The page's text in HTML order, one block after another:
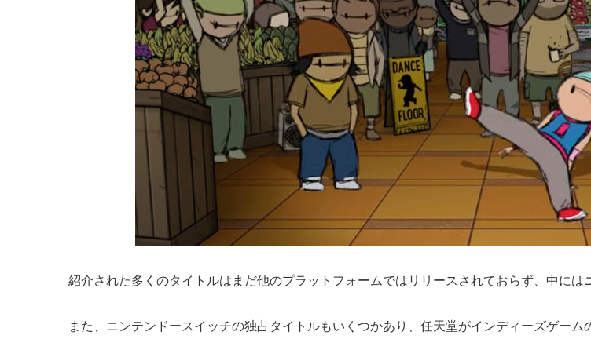
紹介された多くのタイトルはまだ他のプラットフォームではリリースされておらず、中には
また、ニンテンドースイッチの独占タイトルもいくつかあり、任天堂がインディーズゲー